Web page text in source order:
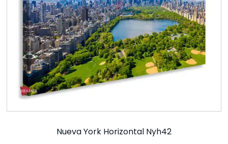
Nueva York Horizontal Nyh42